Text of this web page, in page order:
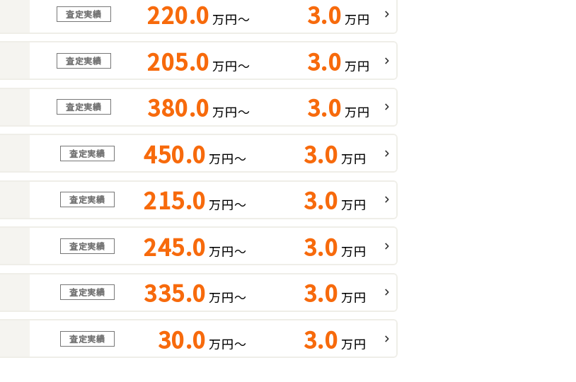
査定実績 220.0 万円～ 3.0 万円
査定実績 205.0 万円～ 3.0 万円
査定実績 380.0 万円～ 3.0 万円
査定実績 450.0 万円～ 3.0 万円
査定実績 215.0 万円～ 3.0 万円
査定実績 245.0 万円～ 3.0 万円
査定実績 335.0 万円～ 3.0 万円
査定実績 30.0 万円～ 3.0 万円